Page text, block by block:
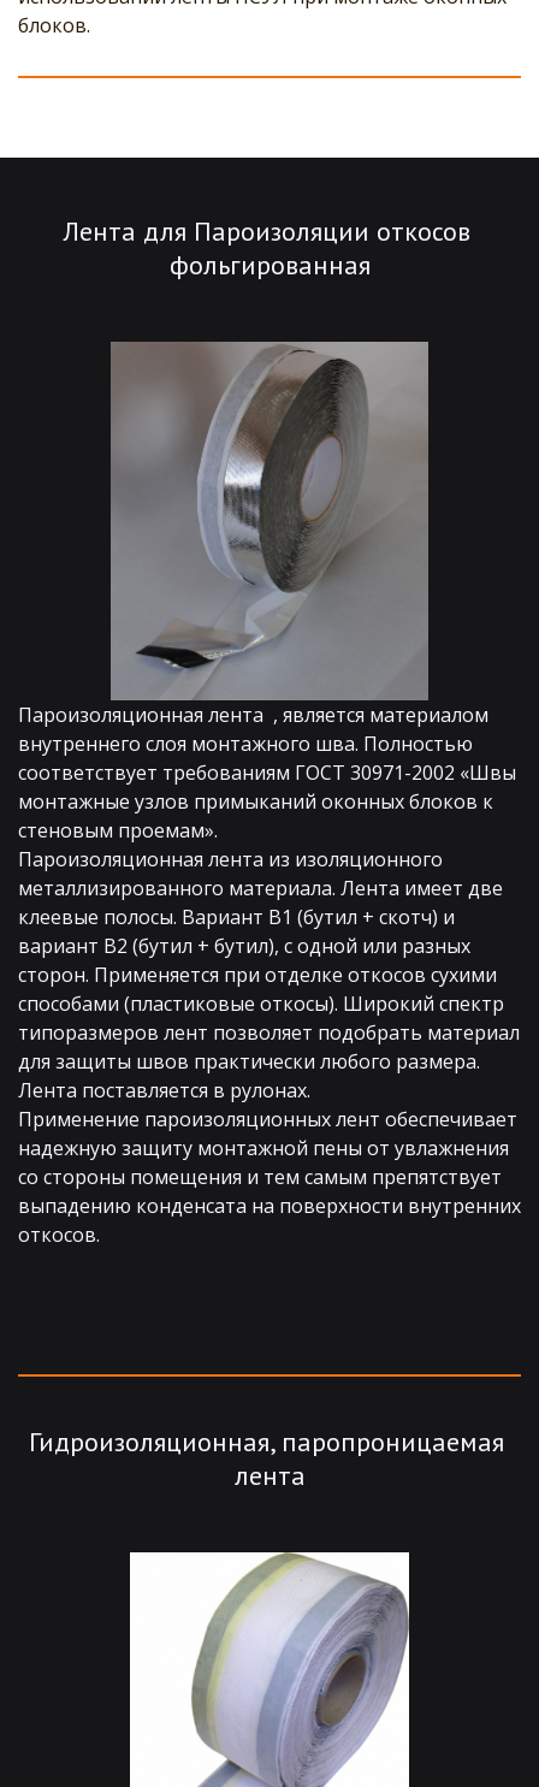
блоков.
Лента для Пароизоляции откосов
фольгированная
Пароизоляционная лента  , является материалом
внутреннего слоя монтажного шва. Полностью
соответствует требованиям ГОСТ 30971-2002 «Швы
монтажные узлов примыканий оконных блоков к
стеновым проемам».
Пароизоляционная лента из изоляционного
металлизированного материала. Лента имеет две
клеевые полосы. Вариант В1 (бутил + скотч) и
вариант В2 (бутил + бутил), с одной или разных
сторон. Применяется при отделке откосов сухими
способами (пластиковые откосы). Широкий спектр
типоразмеров лент позволяет подобрать материал
для защиты швов практически любого размера.
Лента поставляется в рулонах.
Применение пароизоляционных лент обеспечивает
надежную защиту монтажной пены от увлажнения
со стороны помещения и тем самым препятствует
выпадению конденсата на поверхности внутренних
откосов.
Гидроизоляционная, паропроницаемая
лента